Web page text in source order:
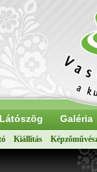
Látószög Galéria
Kiállítás